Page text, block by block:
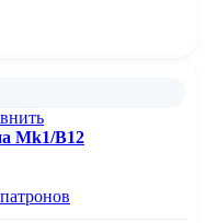
Mk1/B12